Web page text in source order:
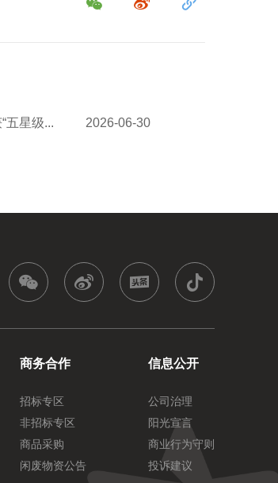
五星级... 2026-06-30
商务合作
招标专区
非招标专区
商品采购
闲废物资公告
信息公开
公司治理
阳光宣言
商业行为守则
投诉建议